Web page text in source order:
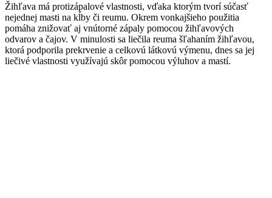
Žihľava má protizápalové vlastnosti, vďaka ktorým tvorí súčasť
nejednej masti na kĺby či reumu. Okrem vonkajšieho použitia
pomáha znižovať aj vnútorné zápaly pomocou žihľavových
odvarov a čajov. V minulosti sa liečila reuma šľahaním žihľavou,
ktorá podporila prekrvenie a celkovú látkovú výmenu, dnes sa jej
liečivé vlastnosti využívajú skôr pomocou výluhov a mastí.